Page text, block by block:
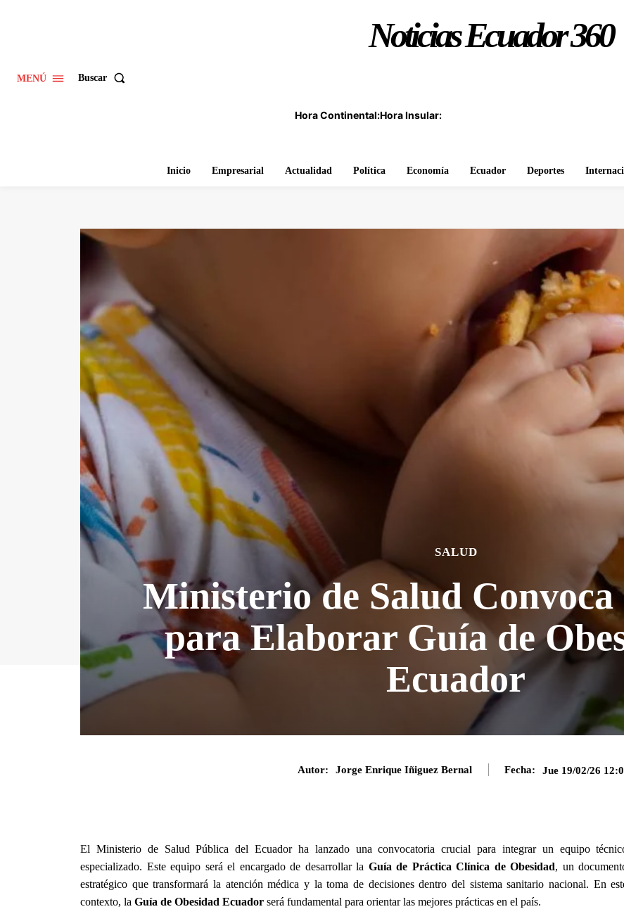
MENÚ Buscar
Noticias Ecuador 360
Hora Continental:Hora Insular:
Inicio Empresarial Actualidad Política Economía Ecuador Deportes
SALUD
Ministerio de Salud
para Elaborar Guía de
Ecuador
Autor: Jorge Enrique Iñiguez Bernal Fecha: Jue 19/02/26
El Ministerio de Salud Pública del Ecuador ha lanzado una convocatoria crucial para integrar un equipo
especializado. Este equipo será el encargado de desarrollar la Guía de Práctica Clínica de Obesidad, un
estratégico que transformará la atención médica y la toma de decisiones dentro del sistema sanitario nacional. En
contexto, la Guía de Obesidad Ecuador será fundamental para orientar las mejores prácticas en el país.